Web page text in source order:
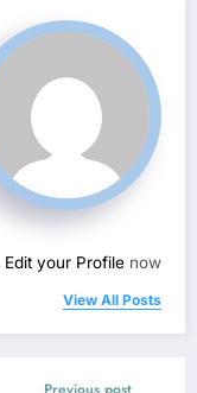
Edit your Profile now.
View All Posts